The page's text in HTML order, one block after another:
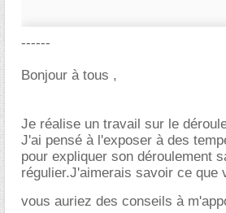
------
Bonjour à tous ,
Je réalise un travail sur le
J'ai pensé à l'exposer à des
pour expliquer son déroulement
régulier.J'aimerais savoir ce que
vous auriez des conseils à